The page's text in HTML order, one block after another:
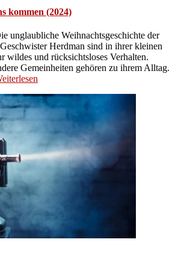
kommen (2024)
unglaubliche Weihnachtsgeschichte der
Herdman sind in ihrer kleinen
wildes und rücksichtsloses Verhalten.
Gemeinheiten gehören zu ihrem Alltag.